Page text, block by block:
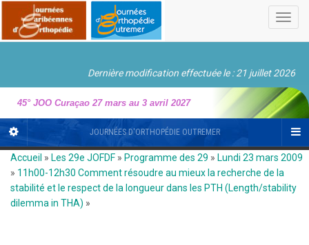
Dernière modification effectuée le : 21 juillet 2026
45° JOO Curaçao 27 mars au 3 avril 2027
JOURNÉES D'ORTHOPÉDIE OUTREMER
Accueil » Les 29e JOFDF » Programme des 29 » Lundi 23 mars 2009
» 11h00-12h30 Comment résoudre au mieux la recherche de la
stabilité et le respect de la longueur dans les PTH (Length/stability
dilemma in THA) »